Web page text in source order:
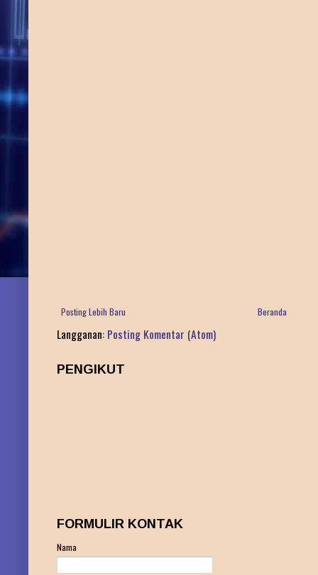
Posting Lebih Baru Beranda
Langganan: Posting Komentar (Atom)
PENGIKUT
FORMULIR KONTAK
Nama